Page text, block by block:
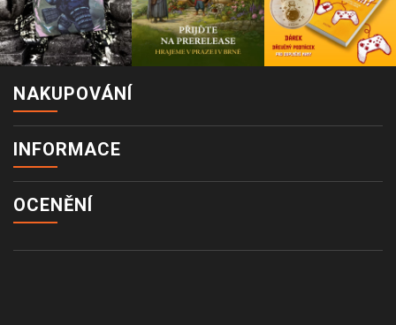
NAKUPOVÁNÍ
INFORMACE
OCENĚNÍ